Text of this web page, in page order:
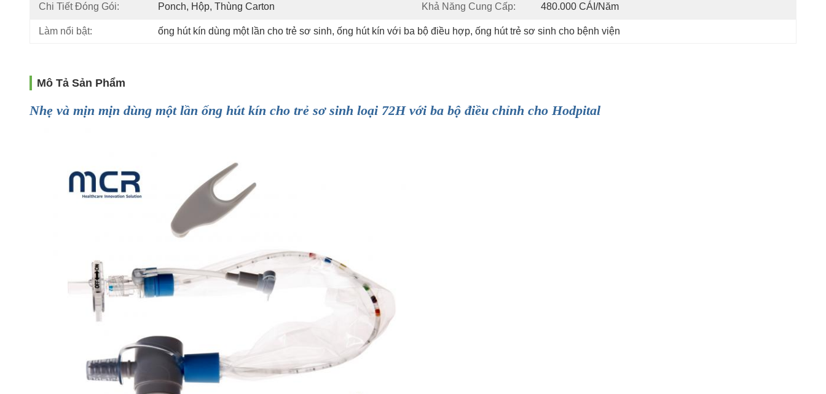
Chi Tiết Đóng Gói: Ponch, Hộp, Thùng Carton Khả Năng Cung Cấp: 480.000 CÁI/năm
Làm nổi bật: ống hút kín dùng một lần cho trẻ sơ sinh, ống hút kín với ba bộ điều hợp, ống hút trẻ sơ sinh cho bệnh viện
Mô Tả Sản Phẩm
Nhẹ và mịn mịn dùng một lần ống hút kín cho trẻ sơ sinh loại 72H với ba bộ điều chỉnh cho Hodpital